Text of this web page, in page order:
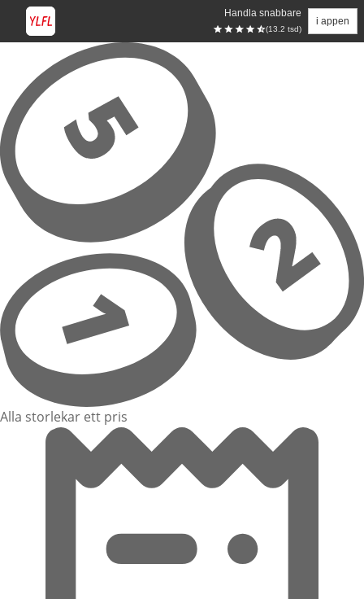
Handla snabbare
(13.2 tsd)
i appen
Hoppa till huvudinnehåll
Alla storlekar ett pris